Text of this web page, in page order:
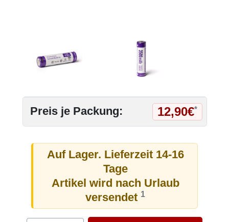
Preis je Packung: 12,90€*
Auf Lager. Lieferzeit 14-16
Tage
Artikel wird nach Urlaub
versendet 1